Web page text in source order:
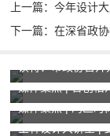
媒体聚焦 | 智创梧
媒体聚焦 | 湾区时
玉林设计大讲堂 |